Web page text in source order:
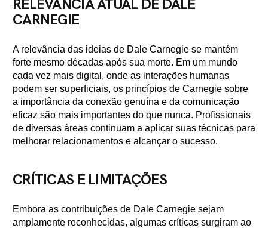
RELEVÂNCIA ATUAL DE DALE
CARNEGIE
A relevância das ideias de Dale Carnegie se mantém
forte mesmo décadas após sua morte. Em um mundo
cada vez mais digital, onde as interações humanas
podem ser superficiais, os princípios de Carnegie sobre
a importância da conexão genuína e da comunicação
eficaz são mais importantes do que nunca. Profissionais
de diversas áreas continuam a aplicar suas técnicas para
melhorar relacionamentos e alcançar o sucesso.
CRÍTICAS E LIMITAÇÕES
Embora as contribuições de Dale Carnegie sejam
amplamente reconhecidas, algumas críticas surgiram ao